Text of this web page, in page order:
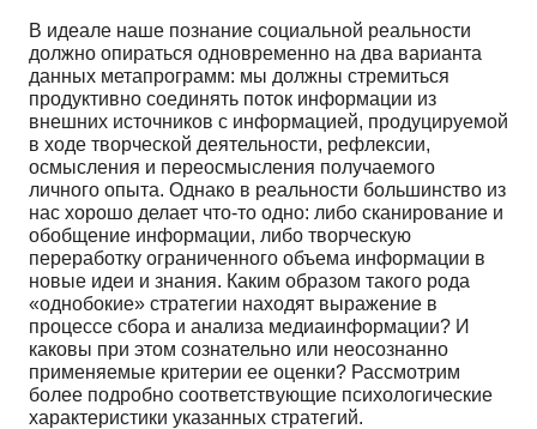
В идеале наше познание социальной реальности
должно опираться одновременно на два ва­рианта
данных метапрограмм: мы должны стремиться
продуктивно соединять поток информации из
внешних источников с информацией, продуцируемой
в ходе творческой деятельности, рефлек­сии,
осмысления и переосмысления получаемого
личного опыта. Однако в реальности большин­ство из
нас хорошо делает что-то одно: либо сканирование и
обобщение информации, либо твор­ческую
переработку ограниченного объема информации в
новые идеи и знания. Каким образом такого рода
«однобокие» стратегии находят выражение в
процессе сбора и анализа медиаинфор­мации? И
каковы при этом сознательно или неосознанно
применяемые критерии ее оценки? Рас­смотрим
более подробно соответствующие психологические
характеристики указанных стратегий.